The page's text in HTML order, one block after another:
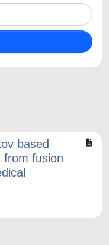
based
from fusion